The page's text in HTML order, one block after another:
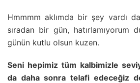
Hmmmm aklımda bir şey vardı
sıradan bir gün, hatırlamıyorum
günün kutlu olsun kuzen.
Seni hepimiz tüm kalbimizle
da daha sonra telafi edeceğiz